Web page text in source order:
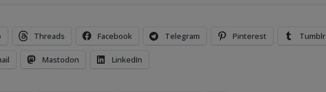
Threads Facebook Telegram Pinterest Tumblr
Mastodon LinkedIn